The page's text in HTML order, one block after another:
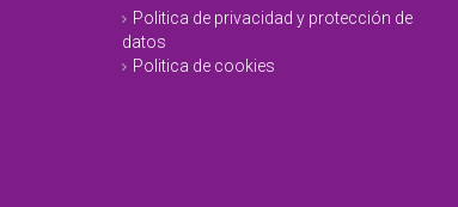
Politica de privacidad y protección de
datos
Politica de cookies